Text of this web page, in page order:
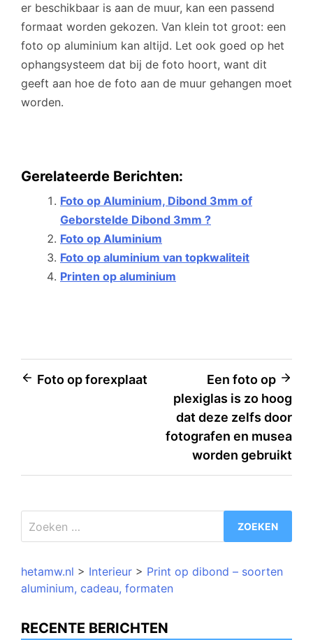
er beschikbaar is aan de muur, kan een passend
formaat worden gekozen. Van klein tot groot: een
foto op aluminium kan altijd. Let ook goed op het
ophangsysteem dat bij de foto hoort, want dit
geeft aan hoe de foto aan de muur gehangen moet
worden.
Gerelateerde Berichten:
Foto op Aluminium, Dibond 3mm of
Geborstelde Dibond 3mm ?
Foto op Aluminium
Foto op aluminium van topkwaliteit
Printen op aluminium
Bericht
Foto op forexplaat
Een foto op
plexiglas is zo hoog
dat deze zelfs door
fotografen en musea
worden gebruikt
naar:
hetamw.nl > Interieur > Print op dibond – soorten
aluminium, cadeau, formaten
RECENTE BERICHTEN